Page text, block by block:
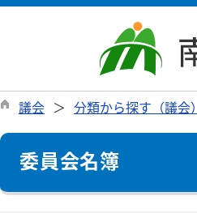
議会 分類から探す（議会）
委員会名簿